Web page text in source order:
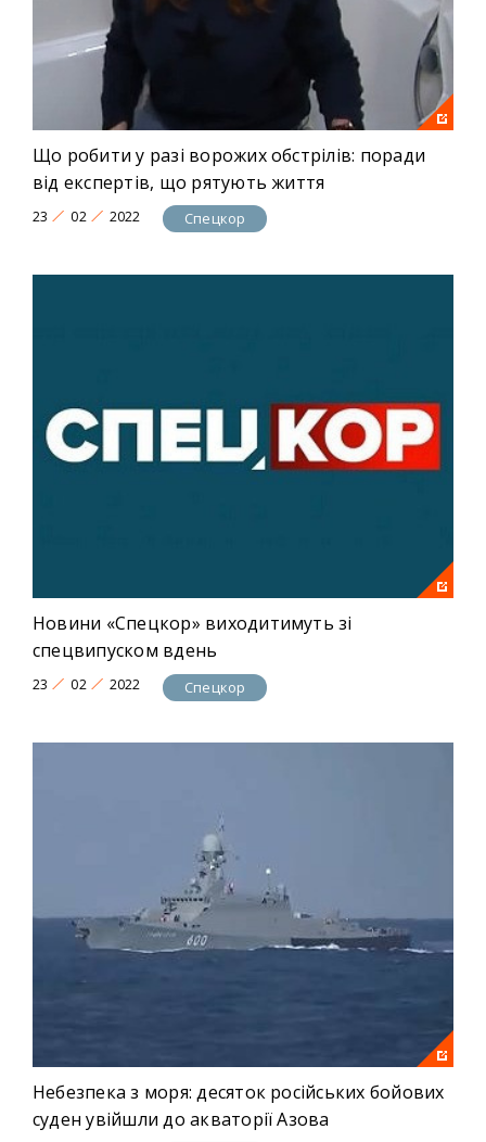
Що робити у разі ворожих обстрілів: поради
від експертів, що рятують життя
23 02 2022 Спецкор
Новини «Спецкор» виходитимуть зі
спецвипуском вдень
23 02 2022 Спецкор
Небезпека з моря: десяток російських бойових
суден увійшли до акваторії Азова